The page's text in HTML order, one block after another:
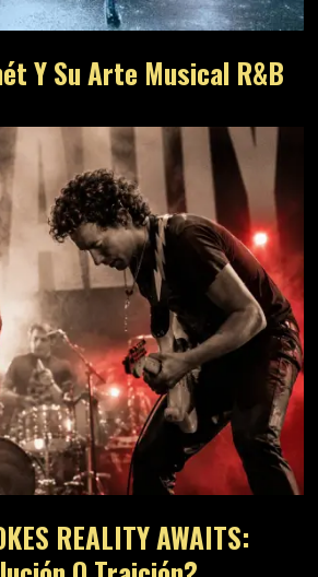
Y Su Arte Musical R&B
REALITY AWAITS: